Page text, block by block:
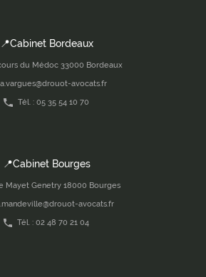
📍Cabinet Bordeaux
du Médoc 33000 Bordeaux
a.vargues@drouot-avocats.fr
Tél. : 05 35 54 10 70
📍Cabinet Bourges
Mayet Genetry 18000 Bourges
avocats.fr
Tél. : 02 48 70 21 04